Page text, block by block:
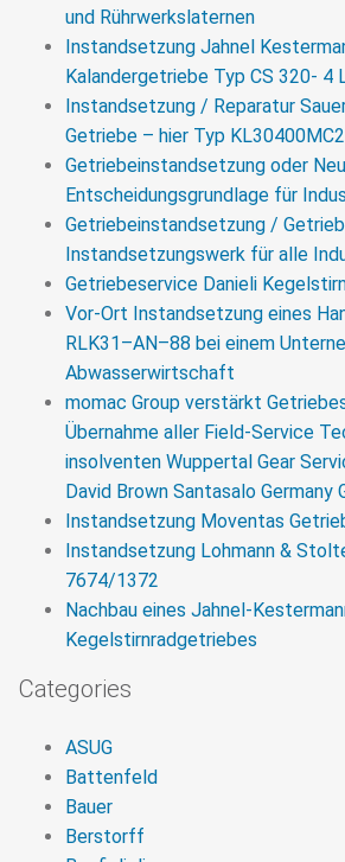
und Rührwerkslaternen
Instandsetzung Jahnel
Kalandergetriebe Typ CS 320- 4
Instandsetzung / Reparatur
Getriebe – hier Typ
Getriebeinstandsetzung oder
Entscheidungsgrundlage für
Getriebeinstandsetzung /
Instandsetzungswerk für alle
Getriebeservice Danieli
Vor-Ort Instandsetzung eines
RLK31–AN–88 bei einem
Abwasserwirtschaft
momac Group verstärkt
Übernahme aller Field-Service
insolventen Wuppertal Gear
David Brown Santasalo Germany
Instandsetzung Moventas
Instandsetzung Lohmann &
7674/1372
Nachbau eines Jahnel-
Kegelstirnradgetriebes
Categories
ASUG
Battenfeld
Bauer
Berstorff